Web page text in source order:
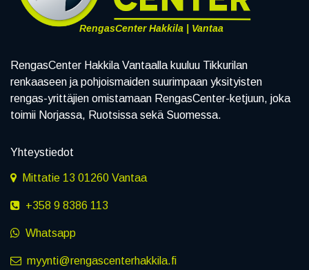
RengasCenter Hakkila | Vantaa
RengasCenter Hakkila Vantaalla kuuluu Tikkurilan
renkaaseen ja pohjoismaiden suurimpaan yksityisten
rengas-yrittäjien omistamaan RengasCenter-ketjuun, joka
toimii Norjassa, Ruotsissa sekä Suomessa.
Yhteystiedot
Mittatie 13 01260 Vantaa
+358 9 8386 113
Whatsapp
myynti@rengascenterhakkila.fi